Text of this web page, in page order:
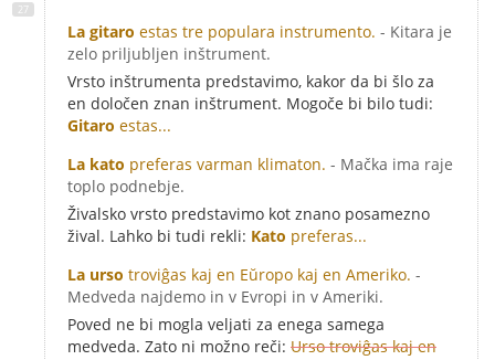
La gitaro estas tre populara instrumento. - Kitara je
zelo priljubljen inštrument.
Vrsto inštrumenta predstavimo, kakor da bi šlo za
en določen znan inštrument. Mogoče bi bilo tudi:
Gitaro estas...
La kato preferas varman klimaton. - Mačka ima raje
toplo podnebje.
Živalsko vrsto predstavimo kot znano posamezno
žival. Lahko bi tudi rekli: Kato preferas...
La urso troviĝas kaj en Eŭropo kaj en Ameriko. -
Medveda najdemo in v Evropi in v Ameriki.
Poved ne bi mogla veljati za enega samega
medveda. Zato ni možno reči: Urso troviĝas kaj en